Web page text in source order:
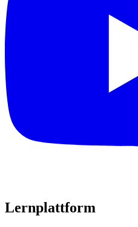
Lernplattform